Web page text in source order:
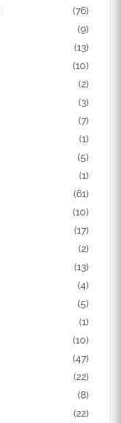
(76)
(9)
(13)
(10)
(2)
(3)
(7)
(1)
(5)
(1)
(61)
(10)
(17)
(2)
(13)
(4)
(5)
(1)
(10)
(47)
(22)
(8)
(22)